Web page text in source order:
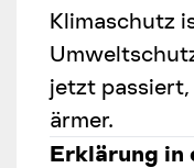
Klimaschutz
jetzt
ärmer.
Erklärung in